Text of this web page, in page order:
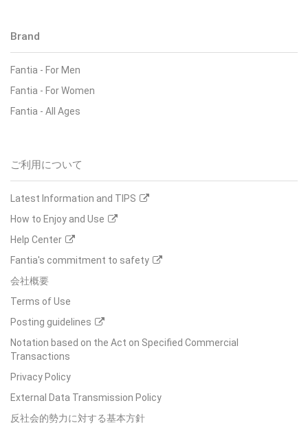
Brand
Fantia - For Men
Fantia - For Women
Fantia - All Ages
ご利用について
Latest Information and TIPS
How to Enjoy and Use
Help Center
Fantia's commitment to safety
会社概要
Terms of Use
Posting guidelines
Notation based on the Act on Specified Commercial
Transactions
Privacy Policy
External Data Transmission Policy
反社会的勢力に対する基本方針